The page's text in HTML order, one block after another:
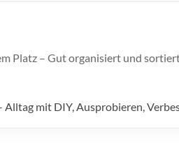
Platz – Gut organisiert und
Alltag mit DIY, Ausprobieren,